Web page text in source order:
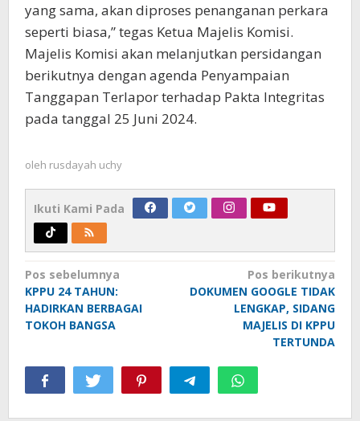
yang sama, akan diproses penanganan perkara
seperti biasa,” tegas Ketua Majelis Komisi.
Majelis Komisi akan melanjutkan persidangan
berikutnya dengan agenda Penyampaian
Tanggapan Terlapor terhadap Pakta Integritas
pada tanggal 25 Juni 2024.
oleh rusdayah uchy
Ikuti Kami Pada
Navigasi
pos
Pos sebelumnya
KPPU 24 TAHUN:
HADIRKAN BERBAGAI
TOKOH BANGSA
Pos berikutnya
DOKUMEN GOOGLE TIDAK
LENGKAP, SIDANG
MAJELIS DI KPPU
TERTUNDA